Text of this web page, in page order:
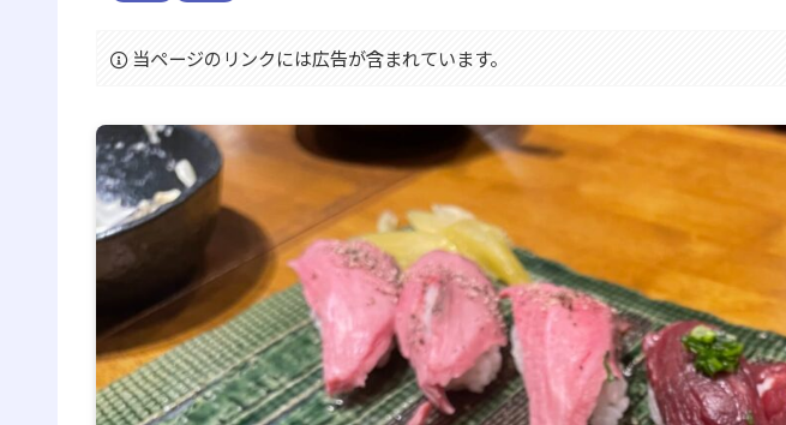
当ページのリンクには広告が含まれています。